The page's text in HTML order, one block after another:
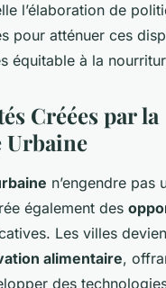
l’élaboration de
pour atténuer ces
équitable à la
Créées par la
Urbaine
n’engendre pas
également des
Les villes
alimentaire,
des